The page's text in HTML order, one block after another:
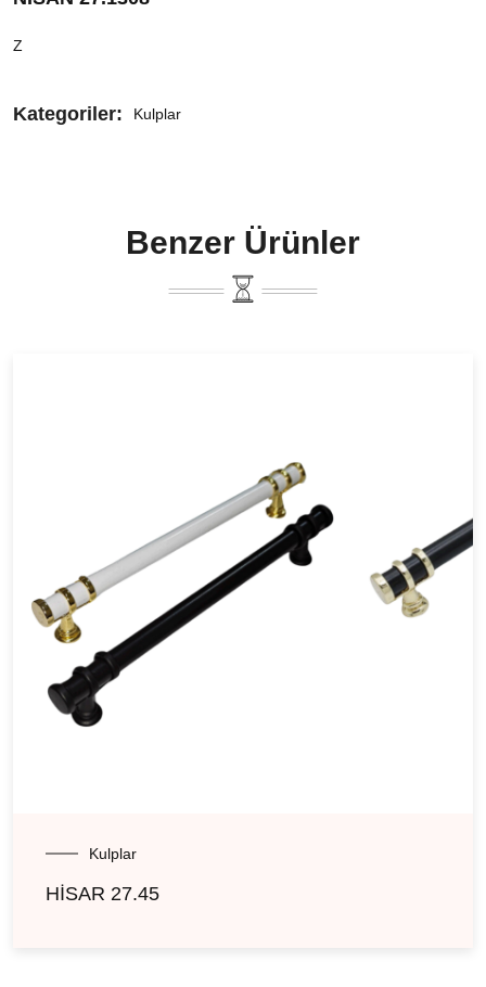
Z
Kategoriler: Kulplar
Benzer Ürünler
Kulplar
HİSAR 27.45